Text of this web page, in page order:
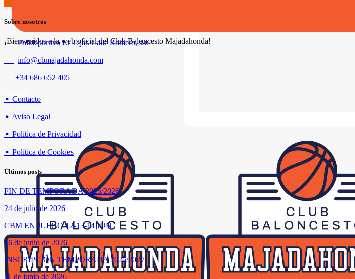
Sobre nosotros
¡Bienvenidos a la web oficial del Club Baloncesto Majadahonda!
Polideportivo El Tejar. Calle Romero, s/n
info@cbmajadahonda.com
+34 686 652 405
Contacto
Aviso Legal
Política de Privacidad
Política de Cookies
Últimos posts
FIN DE TEMPORADA 2025/2026
24 de julio de 2026
CBM EN JUEGO 12-13-14 JUN
16 de junio de 2026
INSCRIPCIÓN TEMPORADA 2026/2027
11 de junio de 2026